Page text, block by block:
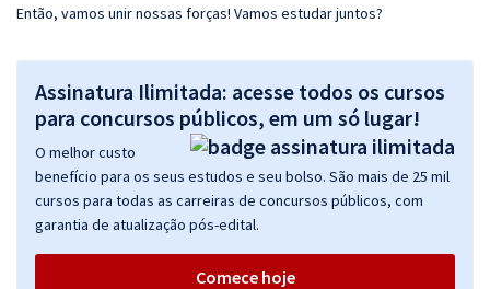
Então, vamos unir nossas forças! Vamos estudar juntos?
Assinatura Ilimitada: acesse todos os cursos
para concursos públicos, em um só lugar!
O melhor custo
benefício para os seus estudos e seu bolso. São mais de 25 mil
cursos para todas as carreiras de concursos públicos, com
garantia de atualização pós-edital.
Comece hoje